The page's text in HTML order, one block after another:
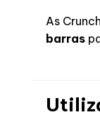
As
barras